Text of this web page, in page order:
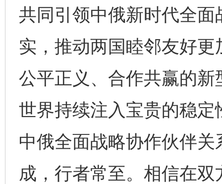
共同引领中俄新时代全
实，推动两国睦邻友好
公平正义、合作共赢的
世界持续注入宝贵的稳
中俄全面战略协作伙伴
成，行者常至。相信在